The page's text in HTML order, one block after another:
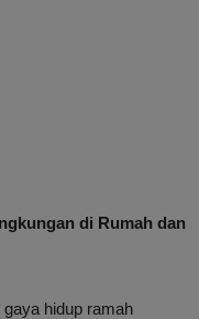
di Rumah dan
hidup ramah